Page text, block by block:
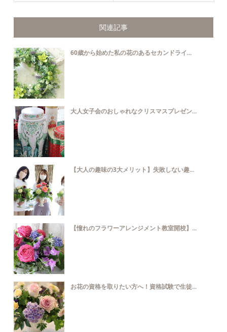
関連記事
60歳から始めた私の花のあるセカンドライ...
大人女子会のおしゃれなクリスマスプレゼン...
【大人の趣味の3大メリット】失敗しない趣...
【憧れのフラワーアレンジメント教室開校】...
お花の資格を取りたい方へ！資格試験で生徒...